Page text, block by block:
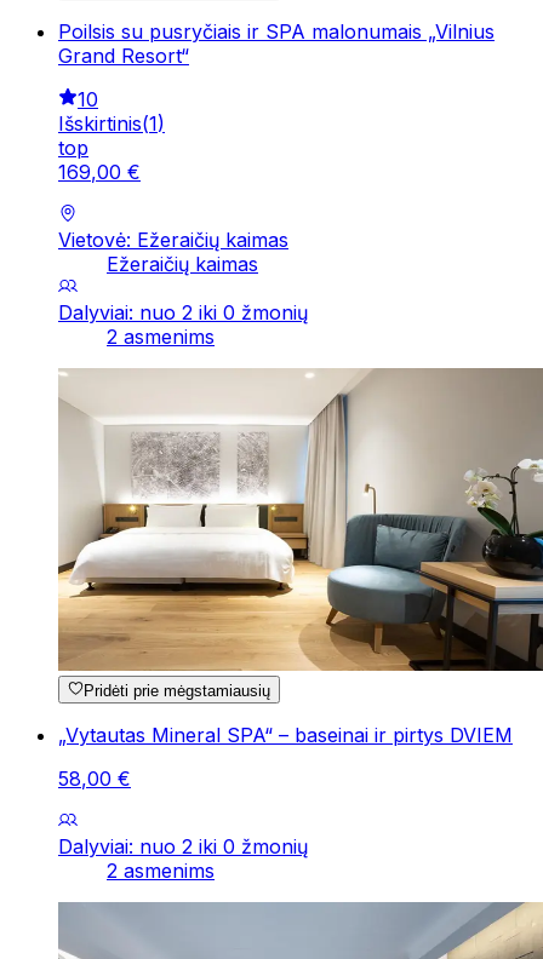
Poilsis su pusryčiais ir SPA malonumais „Vilnius
Grand Resort“
10
Išskirtinis(1)
top
169,00 €
Vietovė: Ežeraičių kaimas
Ežeraičių kaimas
Dalyviai: nuo 2 iki 0 žmonių
2 asmenims
Pridėti prie mėgstamiausių
„Vytautas Mineral SPA“ – baseinai ir pirtys DVIEM
58,00 €
Dalyviai: nuo 2 iki 0 žmonių
2 asmenims